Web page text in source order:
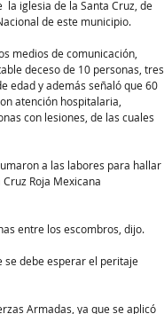
la iglesia de la Santa Cruz, de
de este municipio.
medios de comunicación,
deceso de 10 personas, tres
edad y además señaló que 60
atención hospitalaria,
con lesiones, de las cuales
a las labores para hallar
Roja Mexicana
entre los escombros, dijo.
se debe esperar el peritaje
Armadas, ya que se aplicó